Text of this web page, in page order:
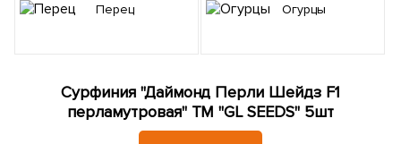
Перец Огурцы
Сурфиния "Даймонд Перли Шейдз F1
перламутровая" ТМ "GL SEEDS" 5шт